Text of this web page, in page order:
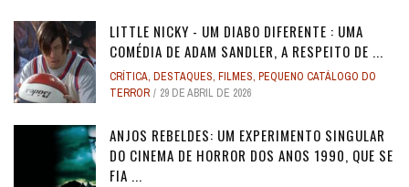
LITTLE NICKY - UM DIABO DIFERENTE : UMA
COMÉDIA DE ADAM SANDLER, A RESPEITO DE ...
CRÍTICA, DESTAQUES, FILMES, PEQUENO CATÁLOGO DO
TERROR
29 DE ABRIL DE 2026
ANJOS REBELDES: UM EXPERIMENTO SINGULAR
DO CINEMA DE HORROR DOS ANOS 1990, QUE SE
FIA ...